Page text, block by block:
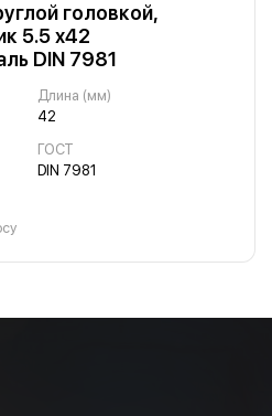
головкой,
5.5 х42
DIN 7981
Длина (мм)
42
ГОСТ
DIN 7981